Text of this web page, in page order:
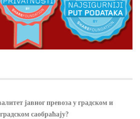
јавног превоза у градском и
саобраћају?